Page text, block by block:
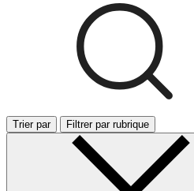
Trier par Filtrer par rubrique